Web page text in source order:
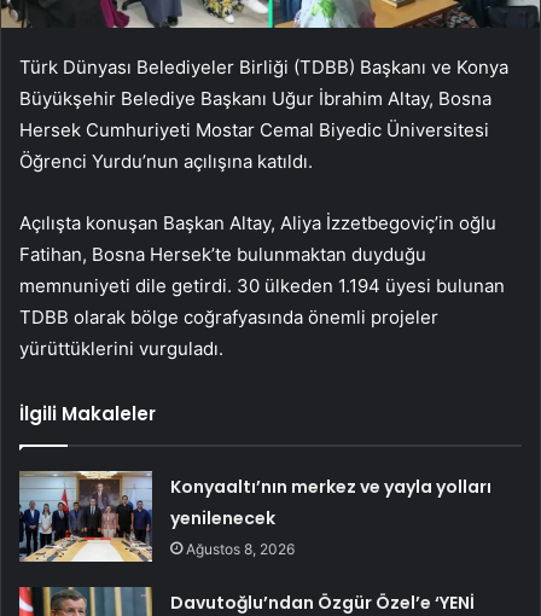
Türk Dünyası Belediyeler Birliği (TDBB) Başkanı ve Konya
Büyükşehir Belediye Başkanı Uğur İbrahim Altay, Bosna
Hersek Cumhuriyeti Mostar Cemal Biyedic Üniversitesi
Öğrenci Yurdu’nun açılışına katıldı.
Açılışta konuşan Başkan Altay, Aliya İzzetbegoviç’in oğlu
Fatihan, Bosna Hersek’te bulunmaktan duyduğu
memnuniyeti dile getirdi. 30 ülkeden 1.194 üyesi bulunan
TDBB olarak bölge coğrafyasında önemli projeler
yürüttüklerini vurguladı.
İlgili Makaleler
Konyaaltı’nın merkez ve yayla yolları
yenilenecek
Ağustos 8, 2026
Davutoğlu’ndan Özgür Özel’e ‘YENİ